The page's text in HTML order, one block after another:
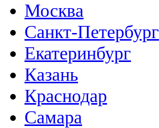
Москва
Санкт-Петербург
Екатеринбург
Казань
Краснодар
Самара